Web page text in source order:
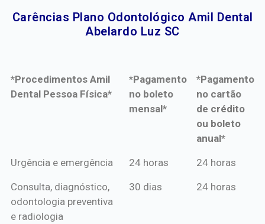
Carências Plano Odontológico Amil Dental
Abelardo Luz SC​
*Procedimentos Amil
Dental Pessoa Física*
*Pagamento
no boleto
mensal*
*Pagamento
no cartão
de crédito
ou boleto
anual*
*Procedimentos Amil
*Pagamento
mensal*
*Pagamento
de crédito
Urgência e emergência 24 horas 24 horas
Consulta, diagnóstico,
odontologia preventiva
e radiologia
30 dias 24 horas